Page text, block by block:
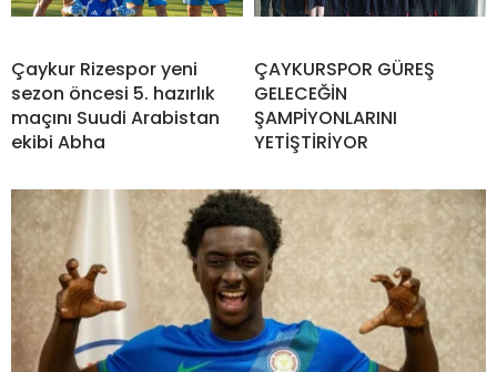
Çaykur Rizespor yeni
sezon öncesi 5. hazırlık
maçını Suudi Arabistan
ekibi Abha
ÇAYKURSPOR GÜREŞ
GELECEĞİN
ŞAMPİYONLARINI
YETİŞTİRİYOR